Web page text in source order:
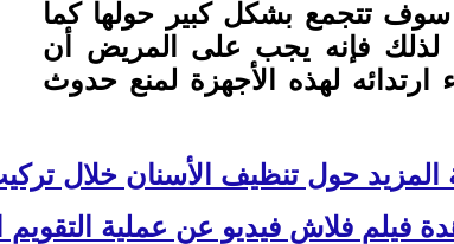
سوف تتجمع بشكل كبير حولها كما
لذلك فإنه يجب على المريض أن
ارتدائه لهذه الأجهزة لمنع حدوث
حول تنظيف الأسنان خلال
فيلم فلاش فيديو عن عملية التقويم